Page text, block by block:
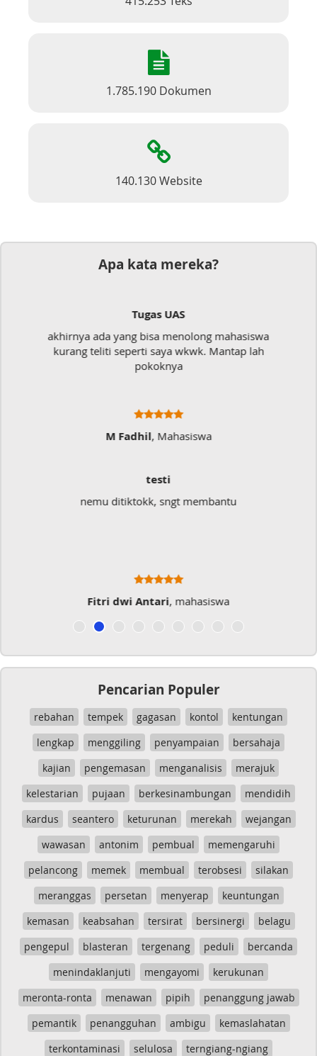
1.785.190 Dokumen
140.130 Website
Apa kata mereka?
Dokumen
Mudah sekali, tinggal kirim dokumennya
langsung jadi
Ratna Fa
Sangat Memukai
Sangat membantu buat type saya yang banyak
Musicer Indo
Pencarian Populer
rebahan tempek gagasan kontol
kentungan
lengkap
menggiling penyampaian
bersahaja
kajian
pengemasan menganalisis
merajuk
kelestarian
pujaan berkesinambungan
mendidih
kardus
seantero keturunan merekah
wejangan
wawasan
antonim pembual
memengaruhi
pelancong
memek membual terobsesi
silakan
meranggas
persetan menyerap
keuntungan
kemasan
keabsahan tersirat bersinergi
belagu
pengepul
blasteran tergenang peduli
bercanda
menindaklanjuti
mengayomi
kerukunan
meronta-ronta
menawan pipih
penanggung jawab
pemantik
penangguhan ambigu
kemaslahatan
terkontaminasi
selulosa
terngiang-ngiang